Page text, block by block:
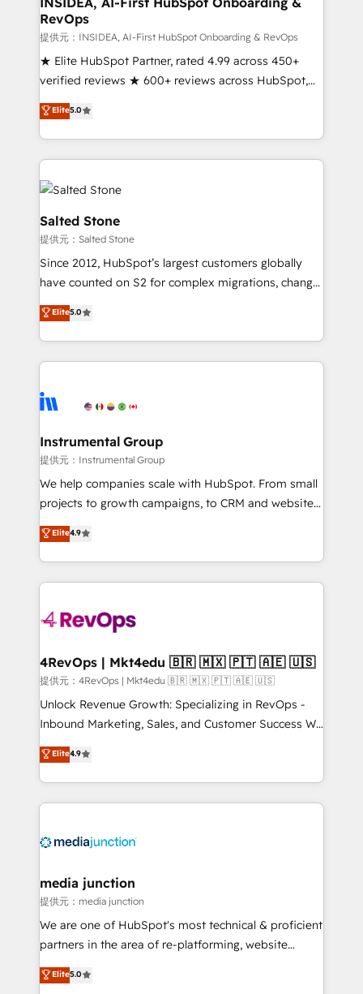
future.” Others agree it is proof of trust built through
measurable impact.
RevOps
提供元：INSIDEA, AI-First HubSpot Onboarding & RevOps
★ Elite HubSpot Partner, rated 4.99 across 450+
verified reviews ★ 600+ reviews across HubSpot,
G2 & Clutch ★ 150+ in-house HubSpot-certified
experts ★ 1,500+ implementations across 25+
countries ★ AI-first, RevOps-led, onboarding-
obsessed INSIDEA helps growing companies turn
HubSpot into a revenue engine. We onboard your
team, migrate your data, and build AI-powered
workflows that drive adoption from week one, in
your time zone. What we do: ➤ Onboarding: Live in
weeks, with workflows built around your business,
not a template. ➤ Migration: Move from any legacy
CRM. Zero downtime, full data integrity. ➤
Implementation: Configure HubSpot to run your
revenue process. Sales, marketing, and service wired
Ongoing Management: Monthly tune-ups, feature
rollouts, adoption coaching. Buying HubSpot,
built for the work.
Elite5.0
Salted Stone
提供元：Salted Stone
Since 2012, HubSpot’s largest customers globally
have counted on S2 for complex migrations, change
management, systems integration, and creative
solutions that deliver measurable impact and
transform brand experiences As one of the few full-
service creative agencies in the HubSpot
winning design to build scalable, globally
marketing campaigns, & RevOps frameworks that
fuel long-term success We connect the entire
customer lifecycle through seamless integrations,
ensure long-term adoption with change-
and service to drive sustainable growth With 6 key
HubSpot accreditations and experience across
teams has worked with clients just like you Let’s
explore whether S2 is the partner you’ve been
looking for...and get your next big initiative moving!
Elite5.0
Instrumental Group
提供元：Instrumental Group
We help companies scale with HubSpot. From small
projects to growth campaigns, to CRM and websites.
Hire an agency that's experienced in every inch of
HubSpot and willing to work hand-in-hand with your
team to simplify the complex and build a better
experience for your team and customers.
Elite4.9
4RevOps | Mkt4edu 🇧🇷 🇲🇽 🇵🇹 🇦🇪 🇺🇸
提供元：4RevOps | Mkt4edu 🇧🇷 🇲🇽 🇵🇹 🇦🇪 🇺🇸
Unlock Revenue Growth: Specializing in RevOps -
Inbound Marketing, Sales, and Customer Success We
specialize in driving revenue growth for companies
across industries through tailored marketing, sales,
and customer success strategies, utilizing RevOps
methodologies. As Latin America's largest HubSpot
offer unparalleled insights. Operating in five
Mexico, USA, and Portugal—we've executed over a
hundred successful operations. Our approach,
rooted in RevOps principles, integrates analysis,
training, planning, and qualification. Leveraging
inbound marketing tactics, we focus on
Elite4.9
media junction
提供元：media junction
We are one of HubSpot's most technical & proficient
partners in the area of re-platforming, website
design & development. We specialize in multi-hub
implementations for mid-market & enterprise
Elite5.0